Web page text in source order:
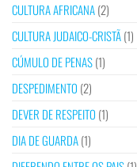
CULTURA AFRICANA(2)
CULTURA JUDAICO-CRISTÃ(1)
CÚMULO DE PENAS(1)
DESPEDIMENTO (2)
DEVER DE RESPEITO (1)
DIA DE GUARDA(1)